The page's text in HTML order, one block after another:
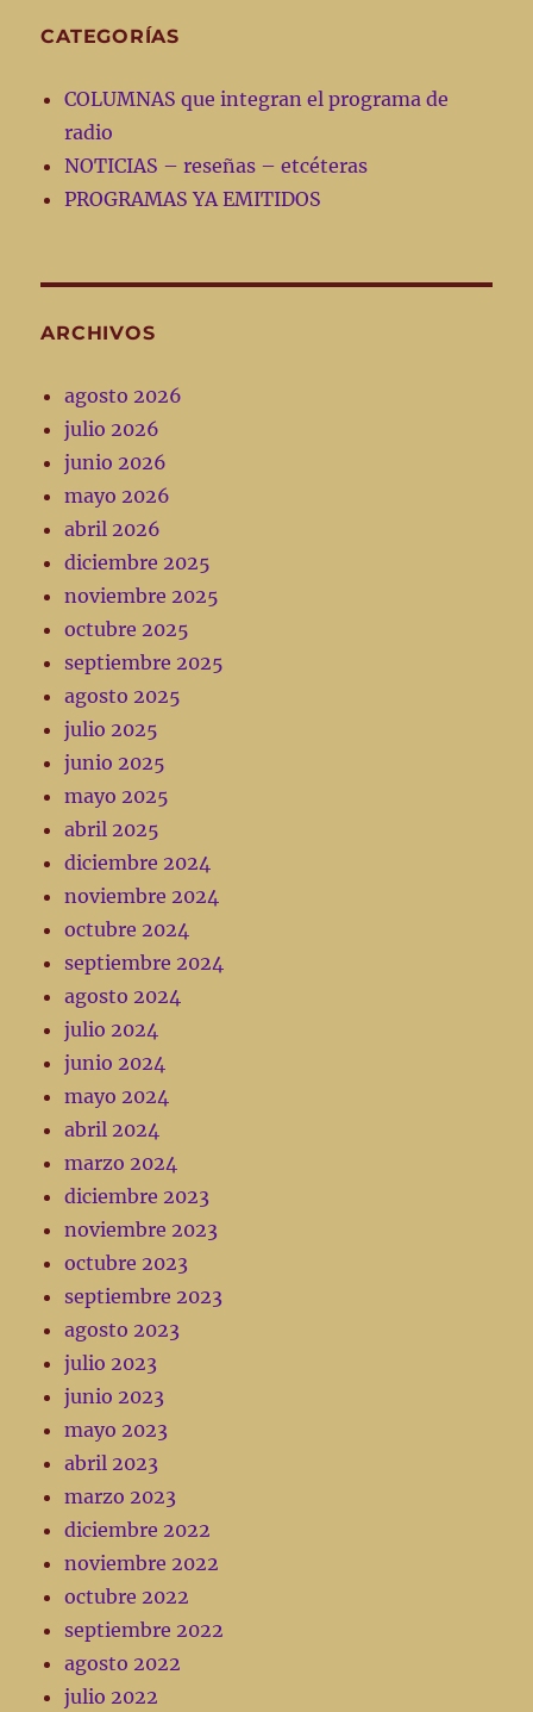
CATEGORÍAS
COLUMNAS que integran el programa de
radio
NOTICIAS – reseñas – etcéteras
PROGRAMAS YA EMITIDOS
ARCHIVOS
agosto 2026
julio 2026
junio 2026
mayo 2026
abril 2026
diciembre 2025
noviembre 2025
octubre 2025
septiembre 2025
agosto 2025
julio 2025
junio 2025
mayo 2025
abril 2025
diciembre 2024
noviembre 2024
octubre 2024
septiembre 2024
agosto 2024
julio 2024
junio 2024
mayo 2024
abril 2024
marzo 2024
diciembre 2023
noviembre 2023
octubre 2023
septiembre 2023
agosto 2023
julio 2023
junio 2023
mayo 2023
abril 2023
marzo 2023
diciembre 2022
noviembre 2022
octubre 2022
septiembre 2022
agosto 2022
julio 2022